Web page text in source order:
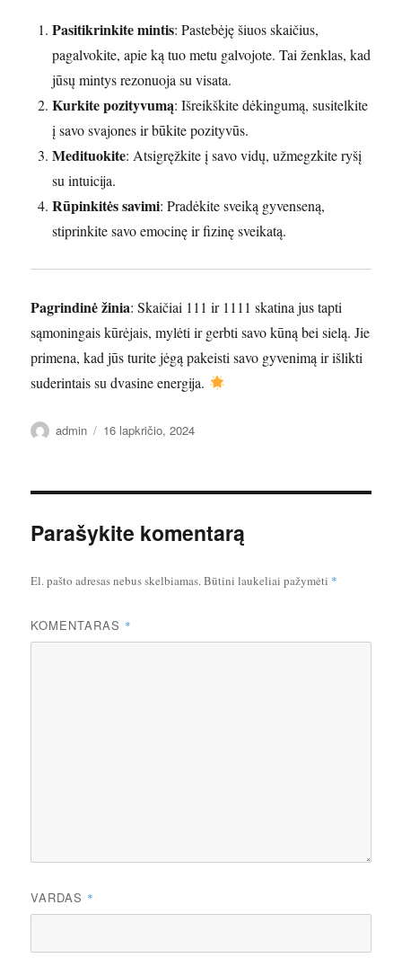
Pasitikrinkite mintis: Pastebėję šiuos skaičius,
pagalvokite, apie ką tuo metu galvojote. Tai ženklas, kad
jūsų mintys rezonuoja su visata.
Kurkite pozityvumą: Išreikškite dėkingumą, susitelkite
į savo svajones ir būkite pozityvūs.
Medituokite: Atsigręžkite į savo vidų, užmegzkite ryšį
su intuicija.
Rūpinkitės savimi: Pradėkite sveiką gyvenseną,
stiprinkite savo emocinę ir fizinę sveikatą.
Pagrindinė žinia: Skaičiai 111 ir 1111 skatina jus tapti
sąmoningais kūrėjais, mylėti ir gerbti savo kūną bei sielą. Jie
primena, kad jūs turite jėgą pakeisti savo gyvenimą ir išlikti
suderintais su dvasine energija.
Autorius
admin Paskelbta
16 lapkričio, 2024
Parašykite komentarą
El. pašto adresas nebus skelbiamas.Būtini laukeliai pažymėti *
KOMENTARAS *
VARDAS *